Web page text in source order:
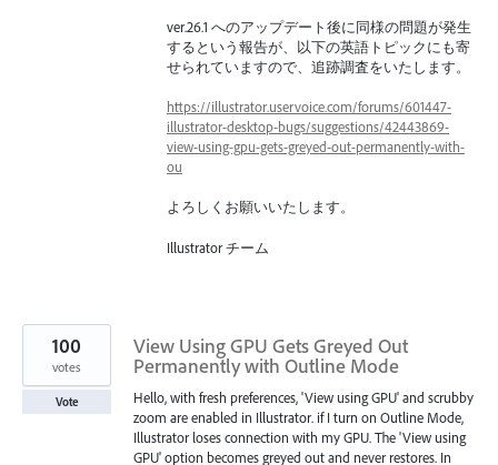
ver.26.1 へのアップデート後に同様の問題が発生
するという報告が、以下の英語トピックにも寄
せられていますので、追跡調査をいたします。
https://illustrator.uservoice.com/forums/601447-
illustrator-desktop-bugs/suggestions/42443869-
view-using-gpu-gets-greyed-out-permanently-with-
ou
よろしくお願いいたします。
Illustrator チーム
View Using GPU Gets Greyed Out
Permanently with Outline Mode
Hello, with fresh preferences, 'View using GPU' and scrubby
zoom are enabled in Illustrator. if I turn on Outline Mode,
Illustrator loses connection with my GPU. The 'View using
GPU' option becomes greyed out and never restores. In
100
votes
Vote